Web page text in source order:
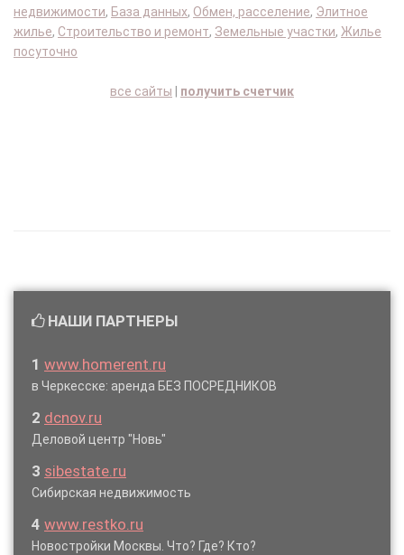
недвижимости, База данных, Обмен, расселение, Элитное
жилье, Строительство и ремонт, Земельные участки, Жилье
посуточно
все сайты получить счетчик
НАШИ ПАРТНЕРЫ
1 www.homerent.ru
в Черкесске: аренда БЕЗ ПОСРЕДНИКОВ
2 dcnov.ru
Деловой центр "Новь"
3 sibestate.ru
Сибирская недвижимость
4 www.restko.ru
Новостройки Москвы. Что? Где? Кто?